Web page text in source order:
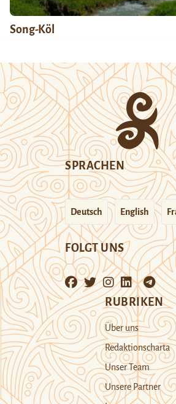
Song-Köl
SPRACHEN
Deutsch English
FOLGT UNS
RUBRIKEN
Über uns
Redaktionscharta
Unser Team
Unsere Partner